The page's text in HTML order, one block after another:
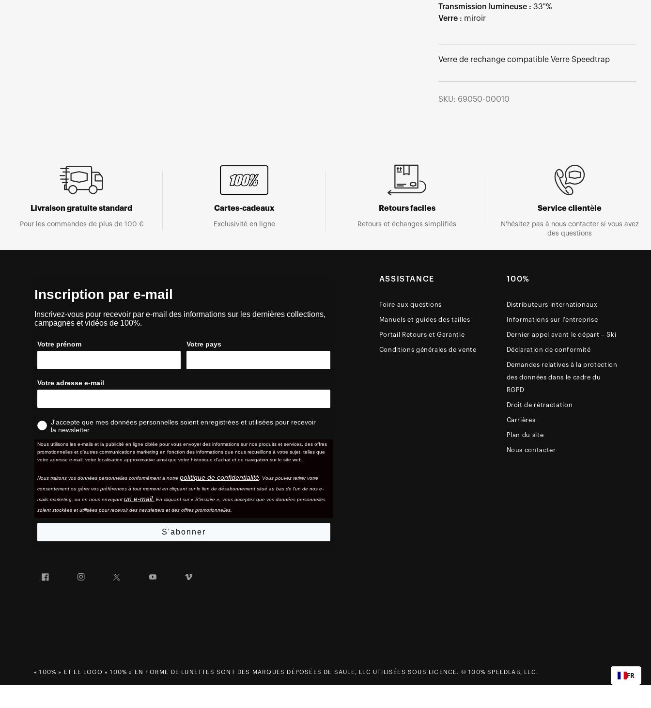
Transmission lumineuse : 33 %
Verre : miroir
Verre de rechange compatible Verre Speedtrap
SKU: 69050-00010
Livraison gratuite standard
Pour les commandes de plus de 100 €
Cartes-cadeaux
Exclusivité en ligne
Retours faciles
Retours et échanges simplifiés
Service clientèle
N'hésitez pas à nous contacter si vous avez
des questions
Inscription par e-mail
Inscrivez-vous pour recevoir par e-mail des informations sur les dernières collections,
campagnes et vidéos de 100%.
Votre prénom Votre pays
Votre adresse e-mail
J'accepte que mes données personnelles soient enregistrées et utilisées pour recevoir
la newsletter
Nous utilisons les e-mails et la publicité en ligne ciblée pour vous envoyer des informations sur nos produits et services, des offres
promotionnelles et d'autres communications marketing en fonction des informations que nous recueillons à votre sujet, telles que
votre adresse e-mail, votre localisation approximative ainsi que votre historique d'achat et de navigation sur le site web.
Nous traitons vos données personnelles conformément à notre politique de confidentialité. Vous pouvez retirer votre
consentement ou gérer vos préférences à tout moment en cliquant sur le lien de désabonnement situé au bas de l'un de nos e-
mails marketing, ou en nous envoyant un e-mail. En cliquant sur « S'inscrire », vous acceptez que vos données personnelles
soient stockées et utilisées pour recevoir des newsletters et des offres promotionnelles.
S'abonner
Facebook Instagram YouTube
ASSISTANCE
Foire aux questions
Manuels et guides des tailles
Portail Retours et Garantie
Conditions générales de vente
100%
Distributeurs internationaux
Informations sur l'entreprise
Dernier appel avant le départ – Ski
Déclaration de conformité
Demandes relatives à la protection
des données dans le cadre du
RGPD
Droit de rétractation
Carrières
Plan du site
Nous contacter
« 100% » ET LE LOGO « 100% » EN FORME DE LUNETTES SONT DES MARQUES DÉPOSÉES DE SAULE, LLC UTILISÉES SOUS LICENCE. © 100% SPEEDLAB, LLC. FR